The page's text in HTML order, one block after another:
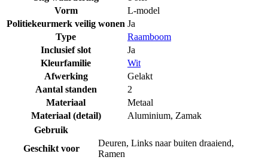
Vorm
L-model
Politiekeurmerk veilig wonen Ja
Type
Raamboom
Inclusief slot
Ja
Kleurfamilie
Wit
Afwerking
Gelakt
Aantal standen
2
Materiaal
Metaal
Materiaal (detail)
Aluminium, Zamak
Gebruik
Geschikt voor
Deuren, Links naar buiten draaiend,
Ramen